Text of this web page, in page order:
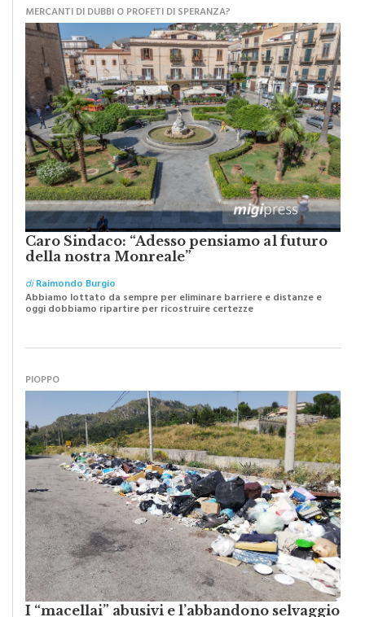
MERCANTI DI DUBBI O PROFETI DI SPERANZA?
Caro Sindaco: “Adesso pensiamo al futuro
della nostra Monreale”
diRaimondo Burgio